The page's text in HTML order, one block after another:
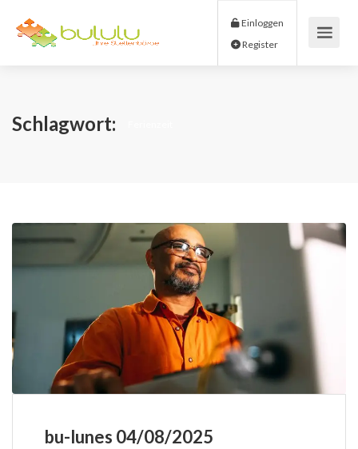
Einloggen
Schlagwort:
bu-lunes 04/08/2025